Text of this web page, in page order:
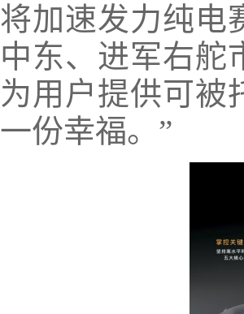
将加速发力纯电
中东、进军右舵
为用户提供可被
一份幸福。”